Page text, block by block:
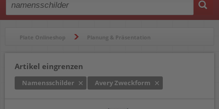
Type 2 or more characters for results.
Plate Onlineshop Planung & Präsentation
Artikel eingrenzen
Namensschilder Avery Zweckform